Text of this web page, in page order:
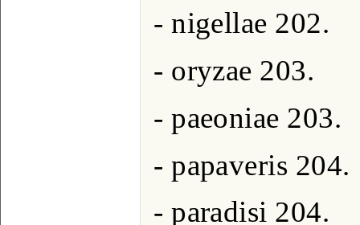
- nigellae 202.
- oryzae 203.
- paeoniae 203.
- papaveris 204.
- paradisi 204.